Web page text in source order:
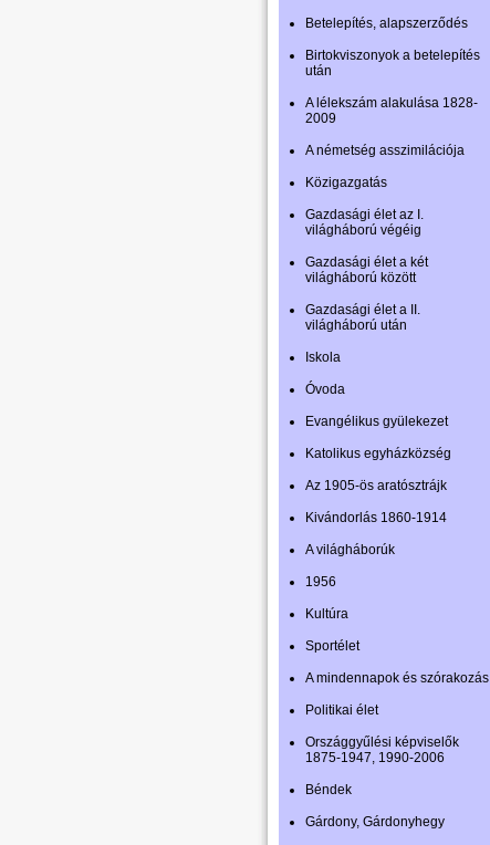
Betelepítés, alapszerződés
Birtokviszonyok a betelepítés
után
A lélekszám alakulása 1828-
2009
A németség asszimilációja
Közigazgatás
Gazdasági élet az I.
világháború végéig
Gazdasági élet a két
világháború között
Gazdasági élet a II.
világháború után
Iskola
Óvoda
Evangélikus gyülekezet
Katolikus egyházközség
Az 1905-ös aratósztrájk
Kivándorlás 1860-1914
A világháborúk
1956
Kultúra
Sportélet
A mindennapok és szórakozás
Politikai élet
Országgyűlési képviselők
1875-1947, 1990-2006
Béndek
Gárdony, Gárdonyhegy